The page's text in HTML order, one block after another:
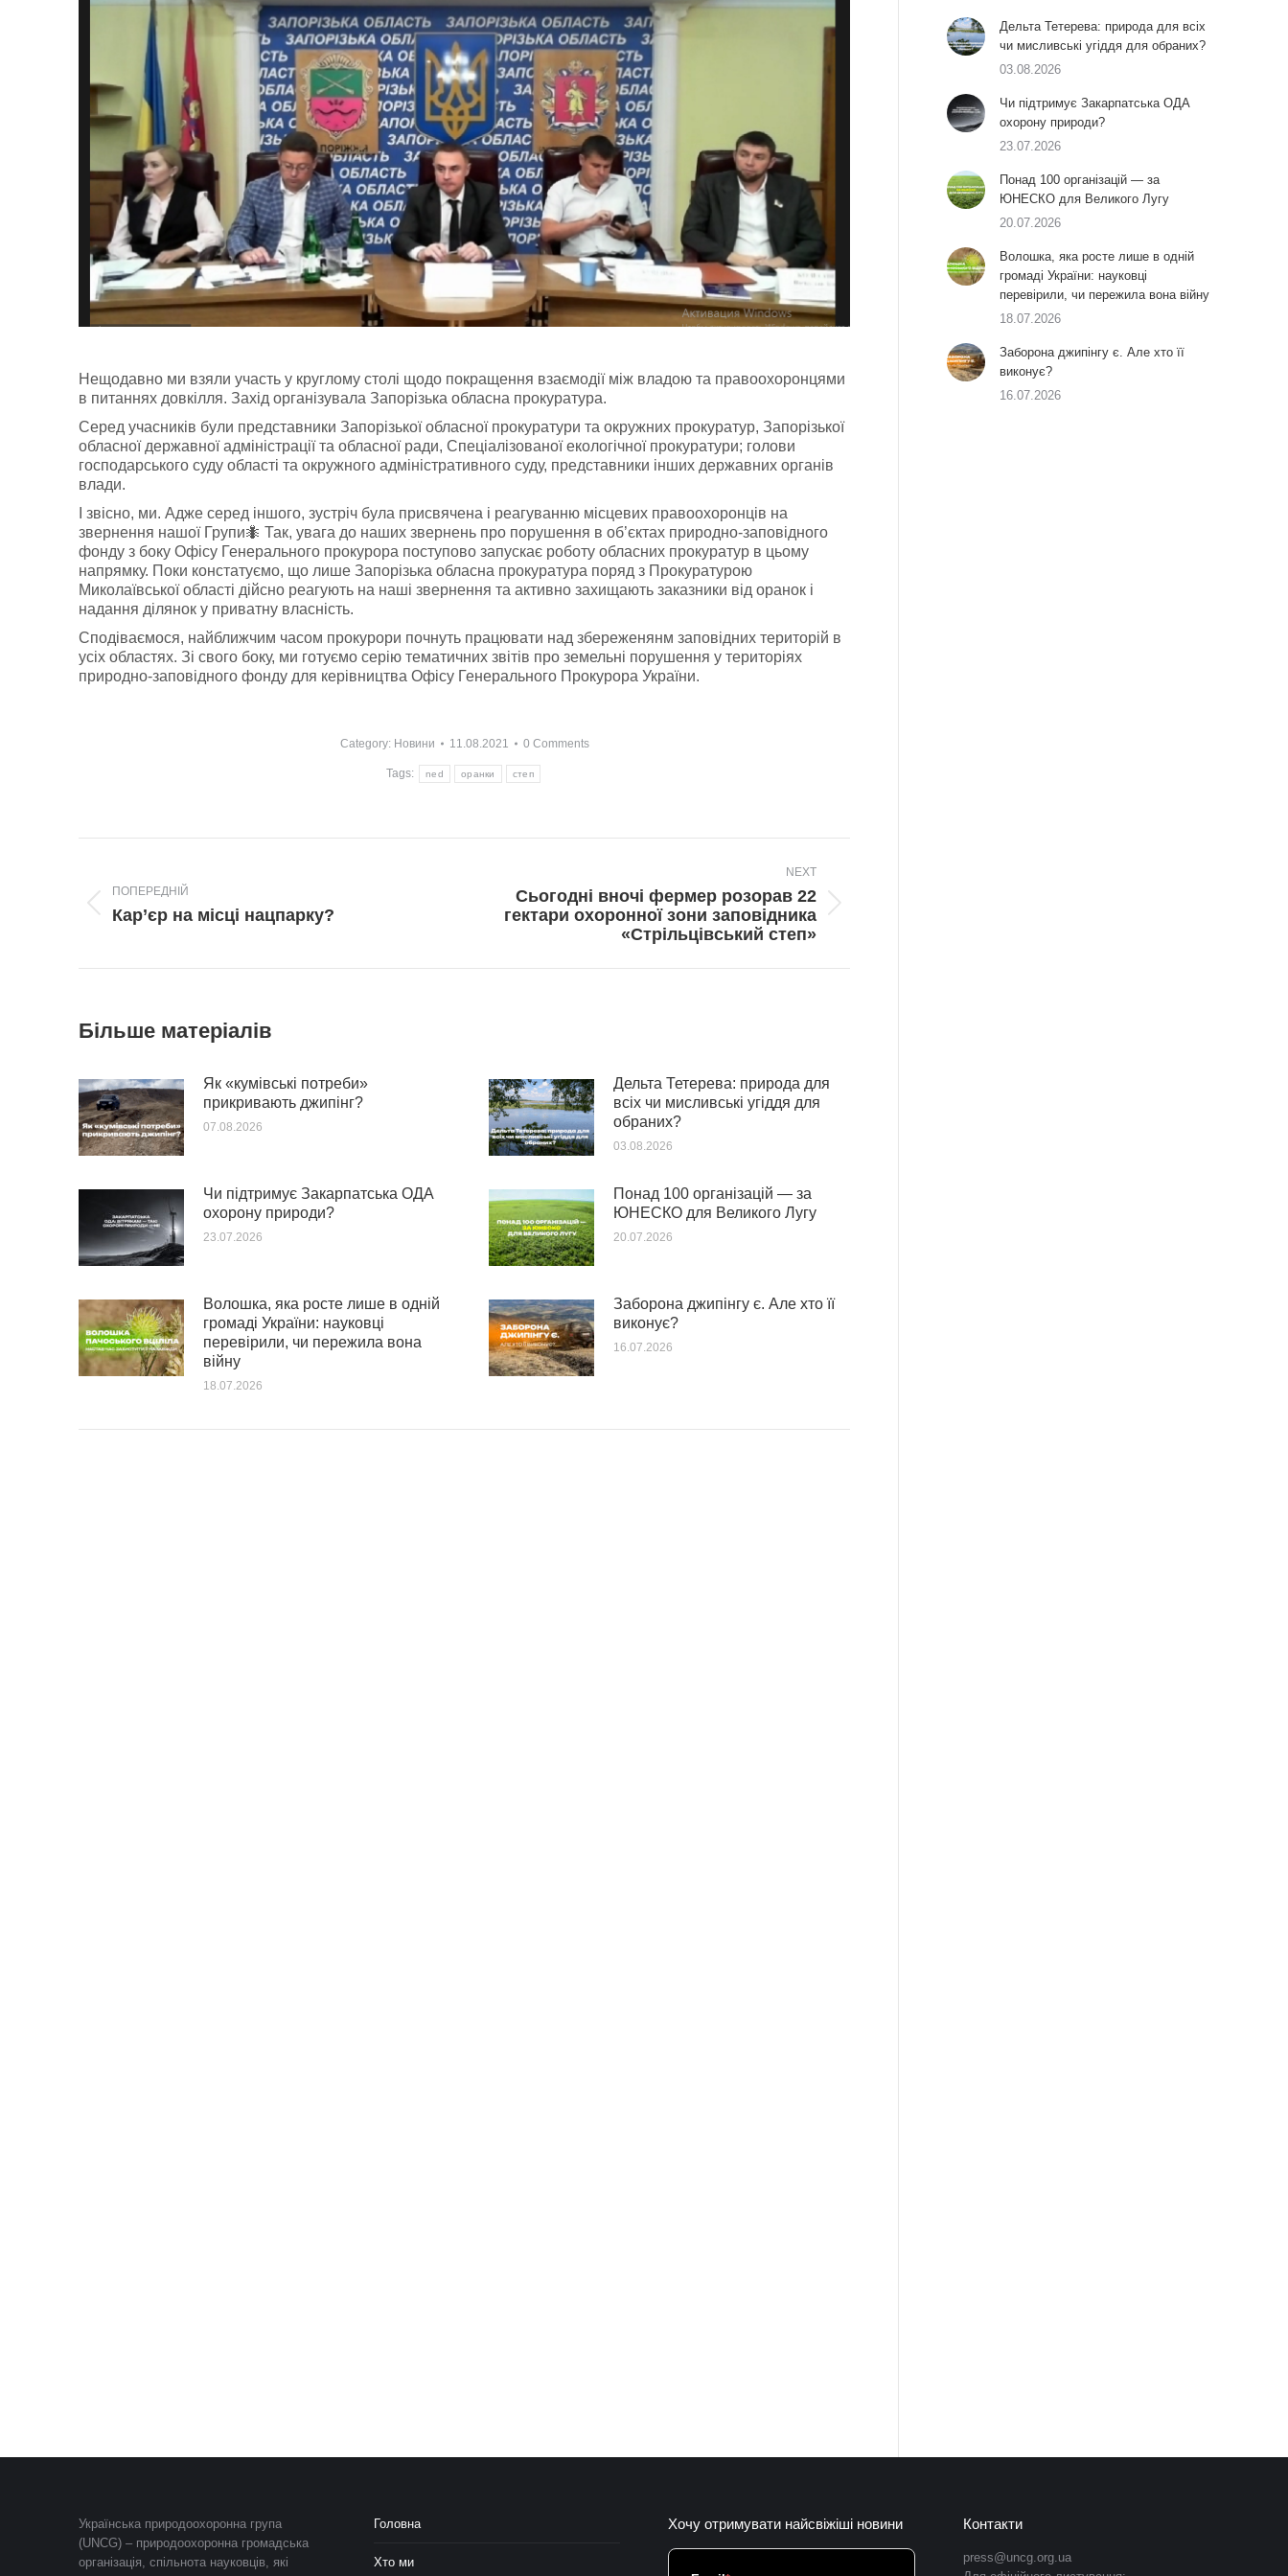
Нещодавно ми взяли участь у круглому столі щодо покращення взаємодії між владою та правоохоронцями
в питаннях довкілля. Захід організувала Запорізька обласна прокуратура.
Серед учасників були представники Запорізької обласної прокуратури та окружних прокуратур, Запорізької
обласної державної адміністрації та обласної ради, Спеціалізованої екологічної прокуратури; голови
господарського суду області та окружного адміністративного суду, представники інших державних органів
влади.
І звісно, ми. Адже серед іншого, зустріч була присвячена і реагуванню місцевих правоохоронців на
звернення нашої Групи🐜 Так, увага до наших звернень про порушення в об’єктах природно-заповідного
фонду з боку Офісу Генерального прокурора поступово запускає роботу обласних прокуратур в цьому
напрямку. Поки констатуємо, що лише Запорізька обласна прокуратура поряд з Прокуратурою
Миколаївської області дійсно реагують на наші звернення та активно захищають заказники від оранок і
надання ділянок у приватну власність.
Сподіваємося, найближчим часом прокурори почнуть працювати над збереженянм заповідних територій в
усіх областях. Зі свого боку, ми готуємо серію тематичних звітів про земельні порушення у територіях
природно-заповідного фонду для керівництва Офісу Генерального Прокурора України.
Category: Новини 11.08.2021 0 Comments
Tags: ned оранки степ
navigation
ПОПЕРЕДНІЙ
Попередній
Кар’єр на місці нацпарку?
NEXT
Next
Сьогодні вночі фермер розорав 22
гектари охоронної зони заповідника
«Стрільцівський степ»
Більше матеріалів
Як «кумівські потреби»
прикривають джипінг?
07.08.2026
Дельта Тетерева: природа для
всіх чи мисливські угіддя для
обраних?
03.08.2026
Чи підтримує Закарпатська ОДА
охорону природи?
23.07.2026
Понад 100 організацій — за
ЮНЕСКО для Великого Лугу
20.07.2026
Волошка, яка росте лише в одній
громаді України: науковці
перевірили, чи пережила вона
війну
18.07.2026
Заборона джипінгу є. Але хто її
виконує?
16.07.2026
Дельта Тетерева: природа для всіх
чи мисливські угіддя для обраних?
03.08.2026
Чи підтримує Закарпатська ОДА
охорону природи?
23.07.2026
Понад 100 організацій — за
ЮНЕСКО для Великого Лугу
20.07.2026
Волошка, яка росте лише в одній
громаді України: науковці
перевірили, чи пережила вона війну
18.07.2026
Заборона джипінгу є. Але хто її
виконує?
16.07.2026
Українська природоохоронна група
(UNCG) – природоохоронна громадська
організація, спільнота науковців, які
Головна
Хто ми
Хочу отримувати найсвіжіші новини Контакти
press@uncg.org.ua